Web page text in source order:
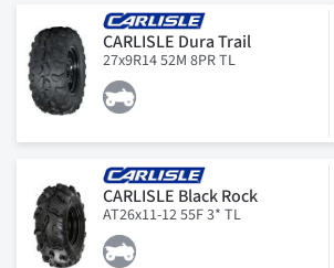
CARLISLE Dura Trail
27x9R14 52M 8PR TL
CARLISLE Black Rock
AT26x11-12 55F 3* TL